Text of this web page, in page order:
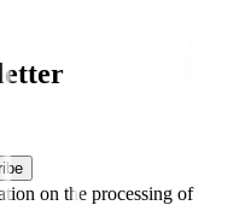
on the processing of